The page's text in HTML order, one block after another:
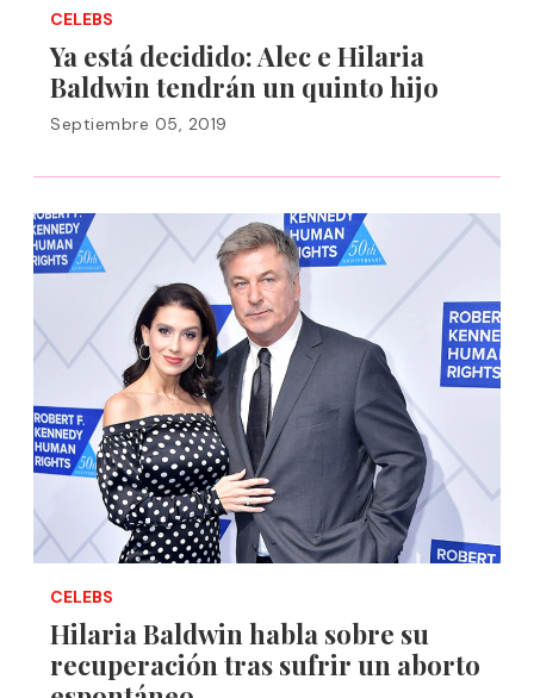
CELEBS
Ya está decidido: Alec e Hilaria
Baldwin tendrán un quinto hijo
Septiembre 05, 2019
CELEBS
Hilaria Baldwin habla sobre su
recuperación tras sufrir un aborto